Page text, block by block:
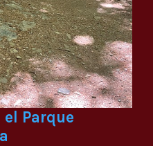
el Parque